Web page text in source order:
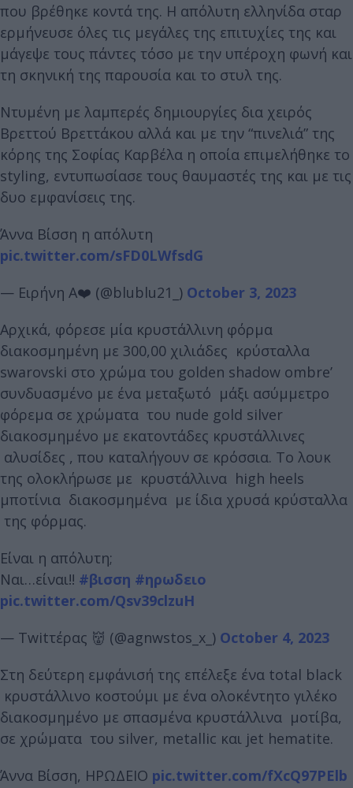
που βρέθηκε κοντά της. Η απόλυτη ελληνίδα σταρ
ερμήνευσε όλες τις μεγάλες της επιτυχίες της και
μάγεψε τους πάντες τόσο με την υπέροχη φωνή και
τη σκηνική της παρουσία και το στυλ της.
Ντυμένη με λαμπερές δημιουργίες δια χειρός
Βρεττού Βρεττάκου αλλά και με την “πινελιά” της
κόρης της Σοφίας Καρβέλα η οποία επιμελήθηκε το
styling, εντυπωσίασε τους θαυμαστές της και με τις
δυο εμφανίσεις της.
Άννα Βίσση η απόλυτη
pic.twitter.com/sFD0LWfsdG
— Ειρήνη A❤️ (@blublu21_) October 3, 2023
Αρχικά, φόρεσε μία κρυστάλλινη φόρμα
διακοσμημένη με 300,00 χιλιάδες κρύσταλλα
swarovski στο χρώμα του golden shadow ombre’
συνδυασμένο με ένα μεταξωτό μάξι ασύμμετρο
φόρεμα σε χρώματα του nude gold silver
διακοσμημένο με εκατοντάδες κρυστάλλινες
αλυσίδες , που καταλήγουν σε κρόσσια. Το λουκ
της ολοκλήρωσε με κρυστάλλινα high heels
μποτίνια διακοσμημένα με ίδια χρυσά κρύσταλλα
της φόρμας.
Είναι η απόλυτη;
Ναι…είναι!! #βισση #ηρωδειο
pic.twitter.com/Qsv39clzuH
— Twitτέρας 👹 (@agnwstos_x_) October 4, 2023
Στη δεύτερη εμφάνισή της επέλεξε ένα total black
κρυστάλλινο κοστούμι με ένα ολοκέντητο γιλέκο
διακοσμημένο με σπασμένα κρυστάλλινα μοτίβα,
σε χρώματα του silver, metallic και jet hematite.
Άννα Βίσση, ΗΡΩΔΕΙΟ pic.twitter.com/fXcQ97PElb